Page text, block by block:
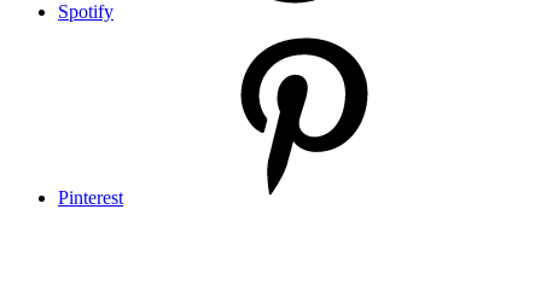
Spotify
Pinterest